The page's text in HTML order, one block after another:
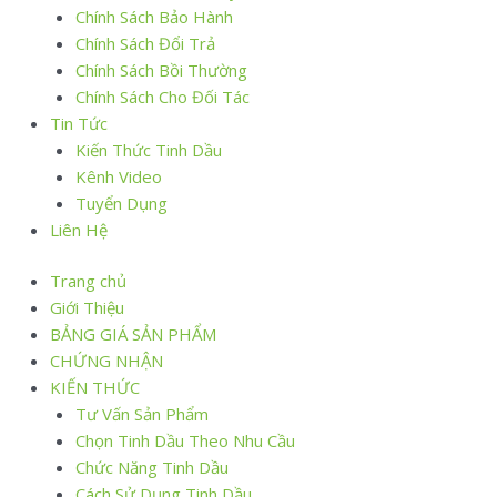
Chính Sách Bảo Hành
Chính Sách Đổi Trả
Chính Sách Bồi Thường
Chính Sách Cho Đối Tác
Tin Tức
Kiến Thức Tinh Dầu
Kênh Video
Tuyển Dụng
Liên Hệ
Trang chủ
Giới Thiệu
BẢNG GIÁ SẢN PHẨM
CHỨNG NHẬN
KIẾN THỨC
Tư Vấn Sản Phẩm
Chọn Tinh Dầu Theo Nhu Cầu
Chức Năng Tinh Dầu